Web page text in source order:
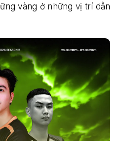
vàng ở những vị trí dẫn